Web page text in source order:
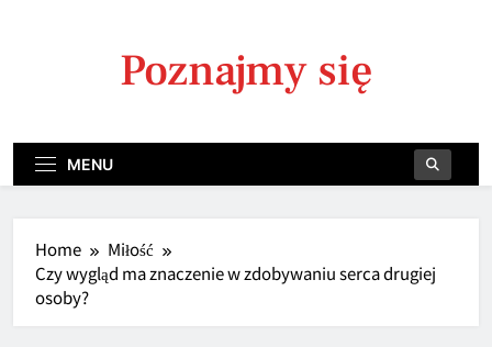
Poznajmy się
MENU
Home
Miłość
Czy wygląd ma znaczenie w zdobywaniu serca drugiej
osoby?